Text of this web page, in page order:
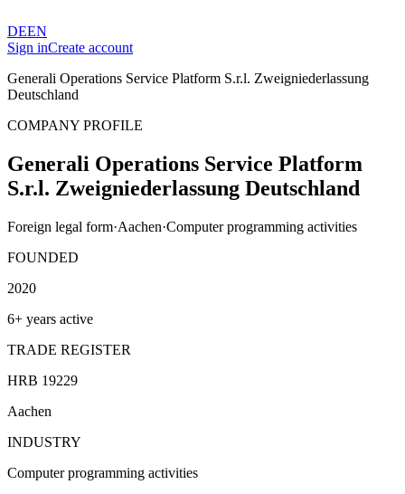
DEEN
Sign inCreate account
Generali Operations Service Platform S.r.l. Zweigniederlassung
Deutschland
COMPANY PROFILE
Generali Operations Service Platform
S.r.l. Zweigniederlassung Deutschland
Foreign legal form·Aachen·Computer programming activities
FOUNDED
2020
6+ years active
TRADE REGISTER
HRB 19229
Aachen
INDUSTRY
Computer programming activities